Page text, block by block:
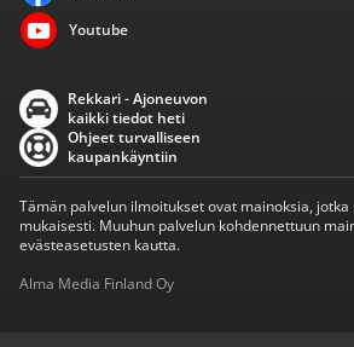
Youtube
Rekkari - Ajoneuvon
kaikki tiedot heti
Ohjeet turvalliseen
kaupankäyntiin
Tämän palvelun ilmoitukset ovat mainoksia,
mukaisesti. Muuhun palvelun kohdennettuun
evästeasetusten kautta.
Alma Media Finland Oy